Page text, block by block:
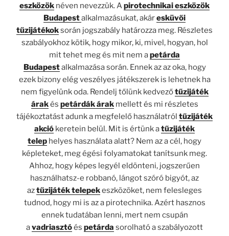
eszközök néven nevezzük. Apirotechnikai eszközök
Budapestalkalmazásukat, akáresküvői
tűzijátékoksorán jogszabály határozza meg. Részletes
szabályokhoz kötik, hogy mikor, ki, mivel, hogyan, hol
mit tehet meg és mit nem apetárda
Budapestalkalmazása során. Ennek az az oka, hogy
ezek bizony elég veszélyes játékszerek is lehetnek ha
nem figyelünk oda. Rendelj tőlünk kedvezőtűzijáték
árakés petárdák árakmellett és mi részletes
tájékoztatást adunk a megfelelő használatról tűzijáték
akció keretein belül. Mit is értünk atűzijáték
telep helyes használata alatt? Nem az a cél, hogy
képleteket, meg égési folyamatokat tanítsunk meg.
Ahhoz, hogy képes legyél eldönteni, jogszerűen
használhatsz-e robbanó, lángot szóró bigyót, az
aztűzijáték telepekeszközöket, nem felesleges
tudnod, hogy mi is az a pirotechnika. Azért hasznos
ennek tudatában lenni, mert nem csupán
avadriasztóés petárda sorolható a szabályozott